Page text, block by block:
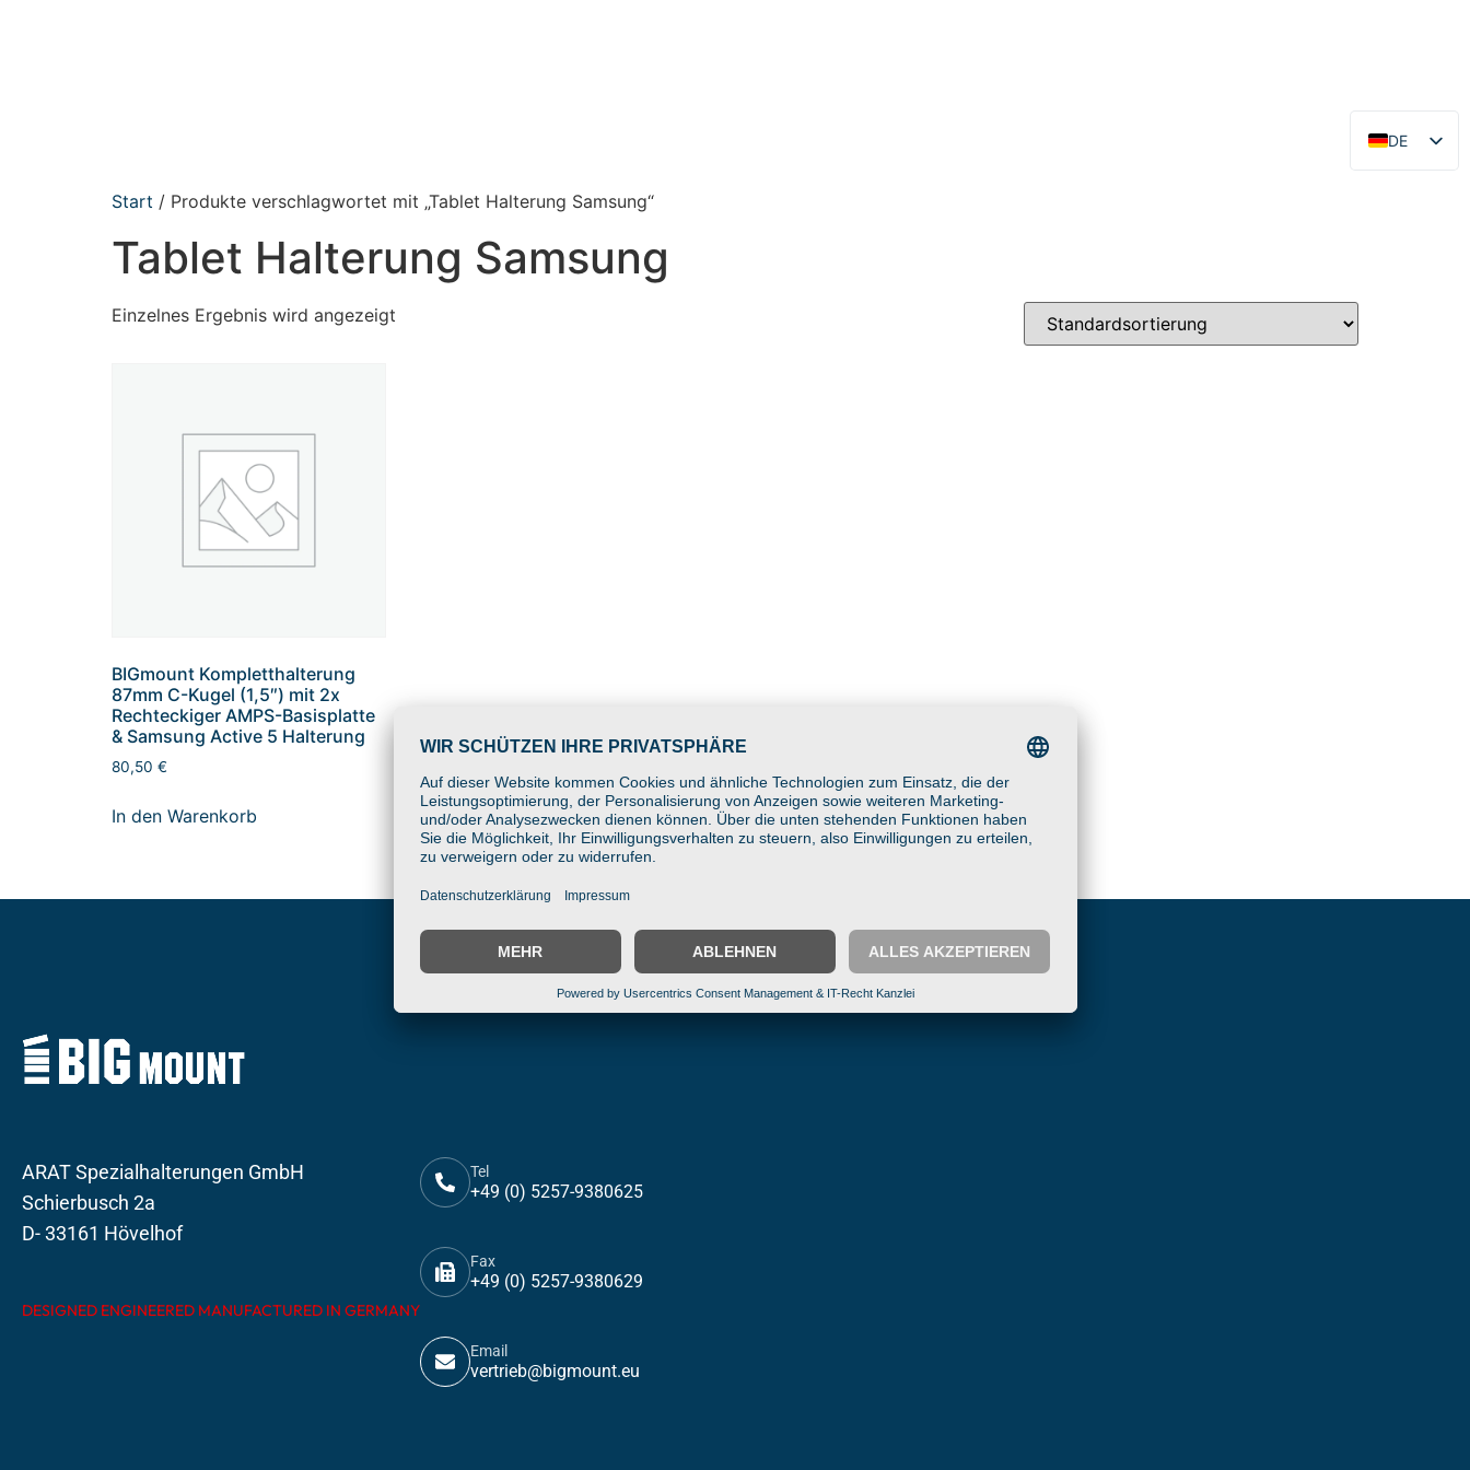
DE
EN
Start / Produkte verschlagwortet mit „Tablet Halterung Samsung“
Tablet Halterung Samsung
Einzelnes Ergebnis wird angezeigt
BIGmount Kompletthalterung
87mm C-Kugel (1,5″) mit 2x
Rechteckiger AMPS-Basisplatte
& Samsung Active 5 Halterung
80,50 €
In den Warenkorb
ARAT Spezialhalterungen GmbH
Schierbusch 2a
D- 33161 Hövelhof
DESIGNED ENGINEERED MANUFACTURED IN GERMANY
Tel
+49 (0) 5257-9380625
Fax
+49 (0) 5257-9380629
Email
vertrieb@bigmount.eu